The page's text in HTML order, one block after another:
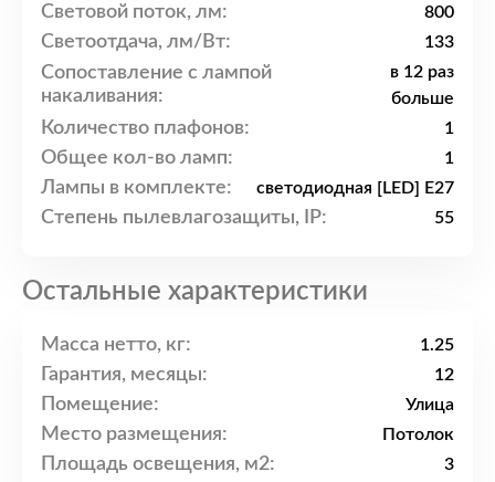
Световой поток, лм: 800
Светоотдача, лм/Вт: 133
Сопоставление с лампой
накаливания:
в 12 раз
больше
Количество плафонов: 1
Общее кол-во ламп: 1
Лампы в комплекте: светодиодная [LED] E27
Степень пылевлагозащиты, IP: 55
Остальные характеристики
Масса нетто, кг: 1.25
Гарантия, месяцы: 12
Помещение: Улица
Место размещения: Потолок
Площадь освещения, м2: 3